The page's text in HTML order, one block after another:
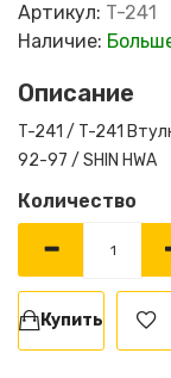
Артикул: T-241
Наличие:
Описание
T-241 / T-241
92-97 / SHIN HWA
Количество
Купить